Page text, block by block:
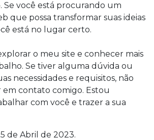
Se você está procurando um
que possa transformar suas ideias
está no lugar certo.
o meu site e conhecer mais
Se tiver alguma dúvida ou
necessidades e requisitos, não
em contato comigo. Estou
com você e trazer a sua
de Abril de 2023.